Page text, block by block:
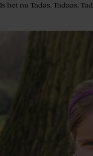
Is het nu Tadas, Tadaas,